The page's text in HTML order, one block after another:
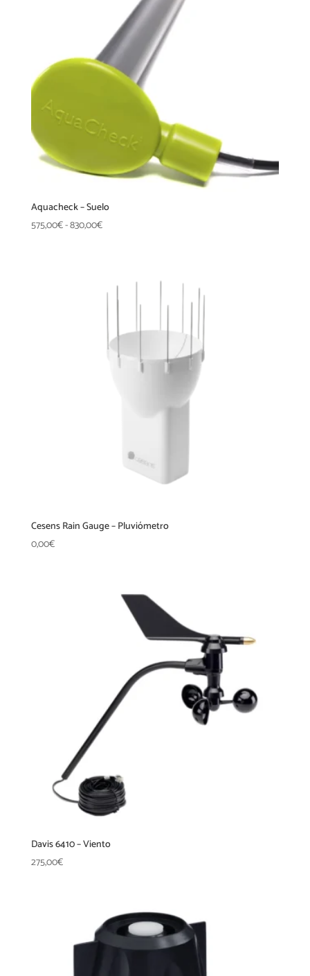
Aquacheck – Suelo
575,00€-830,00€Rango
575,00€
hasta
Cesens Rain Gauge – Pluviómetro
0,00€
Davis 6410 – Viento
275,00€